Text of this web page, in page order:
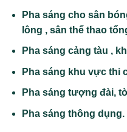
Pha sáng cho sân
lông , sân thể thao
Pha sáng cảng tàu ,
Pha sáng khu vực thi
Pha sáng tượng đài,
Pha sáng thông dụng.